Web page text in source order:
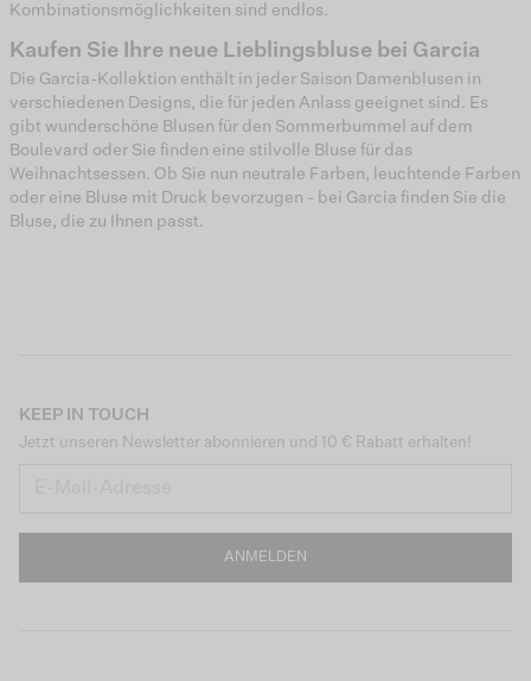
Kombinationsmöglichkeiten sind endlos.
Kaufen Sie Ihre neue Lieblingsbluse bei Garcia
Die Garcia-Kollektion enthält in jeder Saison Damenblusen in
verschiedenen Designs, die für jeden Anlass geeignet sind. Es
gibt wunderschöne Blusen für den Sommerbummel auf dem
Boulevard oder Sie finden eine stilvolle Bluse für das
Weihnachtsessen. Ob Sie nun neutrale Farben, leuchtende Farben
oder eine Bluse mit Druck bevorzugen - bei Garcia finden Sie die
Bluse, die zu Ihnen passt.
KEEP IN TOUCH
Jetzt unseren Newsletter abonnieren und 10 € Rabatt erhalten!
ANMELDEN